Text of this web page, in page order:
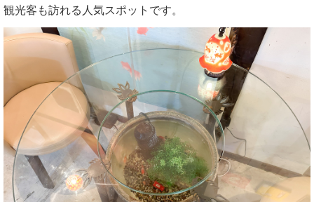
観光客も訪れる人気スポットです。